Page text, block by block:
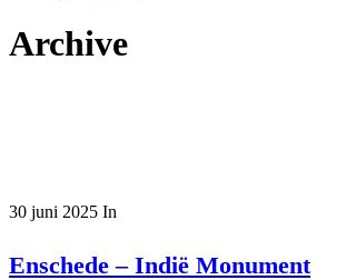
Archive
30 juni 2025 In
Enschede – Indië Monument